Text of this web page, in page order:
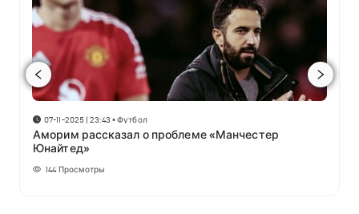
07-11-2025 | 23:43 •Футбол
Аморим рассказал о проблеме «Манчестер
Юнайтед»
144 Просмотры